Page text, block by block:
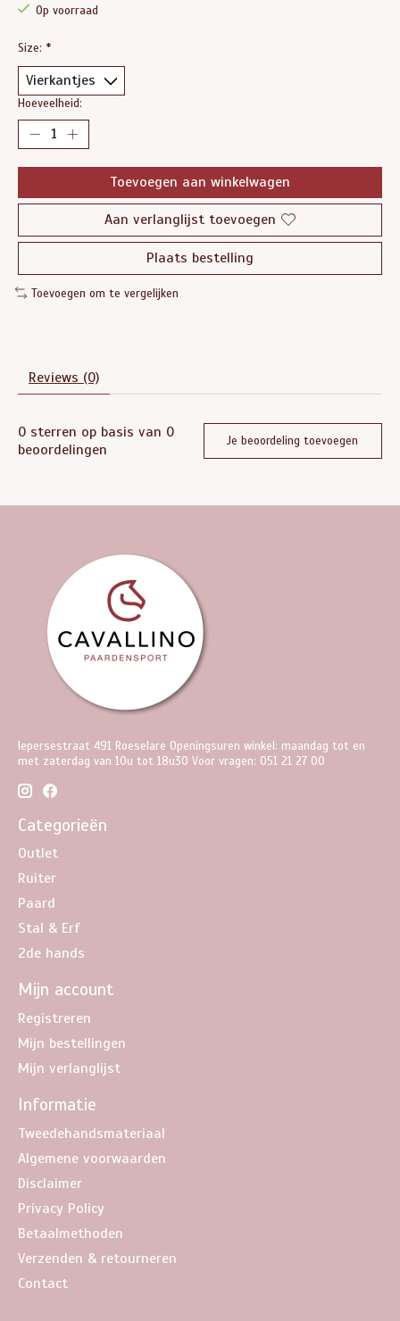
Op voorraad
Size: *
Hoeveelheid:
Toevoegen aan winkelwagen
Aan verlanglijst toevoegen
Plaats bestelling
Toevoegen om te vergelijken
Reviews (0)
0 sterren op basis van 0
beoordelingen
Je beoordeling toevoegen
Iepersestraat 491 Roeselare Openingsuren winkel: maandag tot en
met zaterdag van 10u tot 18u30 Voor vragen: 051 21 27 00
Categorieën
Outlet
Ruiter
Paard
Stal & Erf
2de hands
Mijn account
Registreren
Mijn bestellingen
Mijn verlanglijst
Informatie
Tweedehandsmateriaal
Algemene voorwaarden
Disclaimer
Privacy Policy
Betaalmethoden
Verzenden & retourneren
Contact